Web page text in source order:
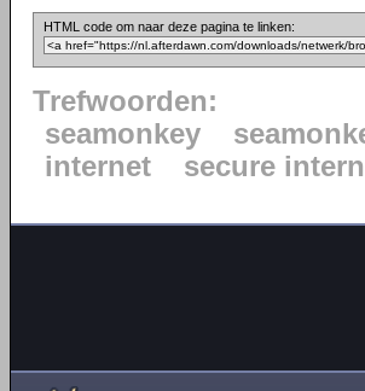
HTML code om naar deze pagina te linken:
Trefwoorden:
seamonkey
internet
secure